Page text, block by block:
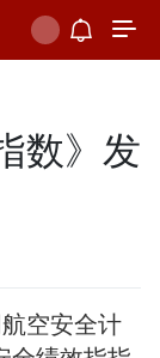
数》发
空安全计